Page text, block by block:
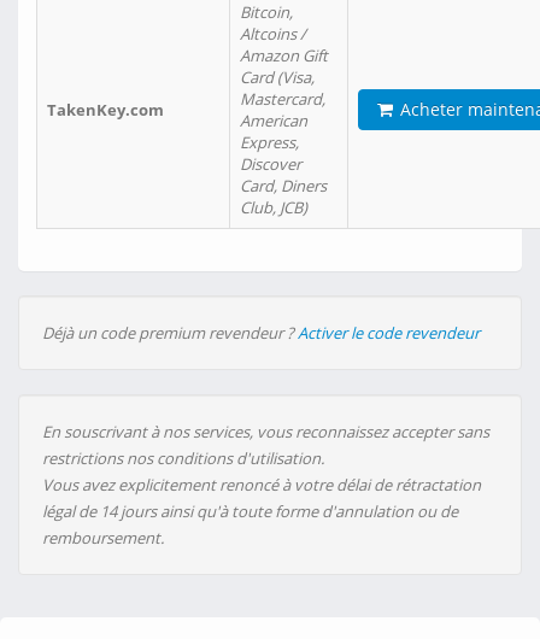
TakenKey.com
Bitcoin,
Altcoins /
Amazon Gift
Card (Visa,
Mastercard,
American
Express,
Discover
Card, Diners
Club, JCB)
Acheter
Déjà un code premium revendeur ?Activer le code revendeur
En souscrivant à nos services, vous reconnaissez accepter sans
restrictions nos conditions d'utilisation.
Vous avez explicitement renoncé à votre délai de rétractation
légal de 14 jours ainsi qu'à toute forme d'annulation ou de
remboursement.